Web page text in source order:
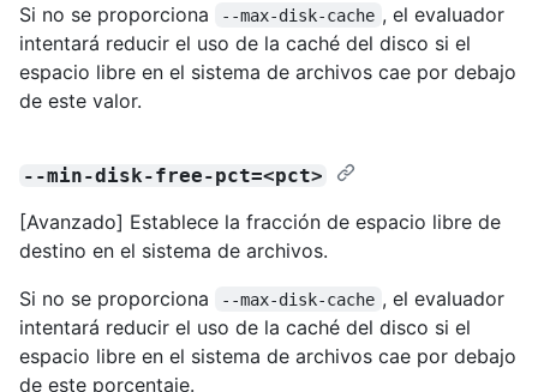
Si no se proporciona
--max-disk-cache , el evaluador
intentará reducir el uso de la caché del disco si el
espacio libre en el sistema de archivos cae por debajo
de este valor.
--min-disk-free-pct=<pct>
[Avanzado] Establece la fracción de espacio libre de
destino en el sistema de archivos.
Si no se proporciona
--max-disk-cache , el evaluador
intentará reducir el uso de la caché del disco si el
espacio libre en el sistema de archivos cae por debajo
de este porcentaje.